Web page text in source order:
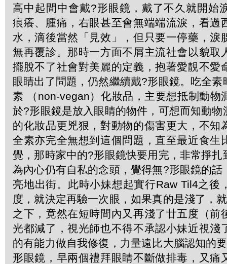
高中起間中會戴?形眼鏡，戴了不久就開始
痕癢、腫痛，右眼甚至會無端端流淚，看過
水，滴後當然「見效」，但只要一停藥，淚
無再覆診。那時一方面不屑主流社會以貌取
擺脫不了社會對美麗的定義，抱著愛靚不愛
眼睛出了問題，仍然繼續戴?形眼鏡。吃全
素 （non-vegan）化妝品，主要想抵制動物
於?形眼鏡是放入眼睛的物件，可想而知動物
的化妝品更兇狠，對動物的傷害更大，不知
全素亦完全無想到這個問題，直至最近食生
覺，那時家中的?形眼鏡快要用完，非常掙扎
為內心仍有自私的念頭，覺得無?形眼鏡的話
亮地出街。此時小妹想起實行Raw Til4之後
度，就決定再驗一次眼，如果真的是淺了，
之下，竟然在短時間內又再淺了廿五度（前
光都減了，視光師也不得不承認小妹近視淺
的有能力做自我修復，力量遠比大腦認知的
形眼鏡，早兩個禮拜眼睛不斷做排毒，又痛